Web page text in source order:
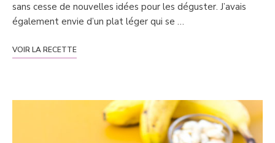
sans cesse de nouvelles idées pour les déguster. J’avais
également envie d’un plat léger qui se …
VOIR LA RECETTE